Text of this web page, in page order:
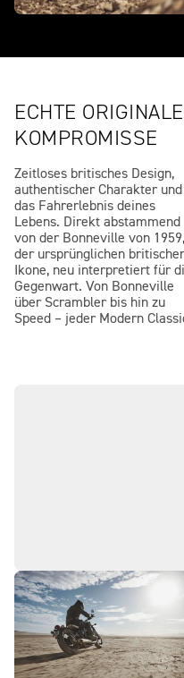
ECHTE
KOMPROMISSE
Zeitloses britisches Design,
authentischer Charakter und
das Fahrerlebnis deines
Lebens. Direkt abstammend
von der Bonneville von 1959,
der ursprünglichen
Ikone, neu interpretiert für
Gegenwart. Von Bonneville
über Scrambler bis hin zu
Speed – jeder Modern